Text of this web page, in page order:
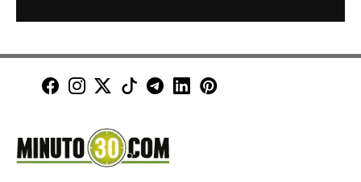
Minuto30 en Facebook
Minuto30 en Instagram
Minuto30 en X (Twitter)
Minuto30 en TikTok
Canal de Minuto30 en
Minuto30 en LinkedIn
Minuto30 en